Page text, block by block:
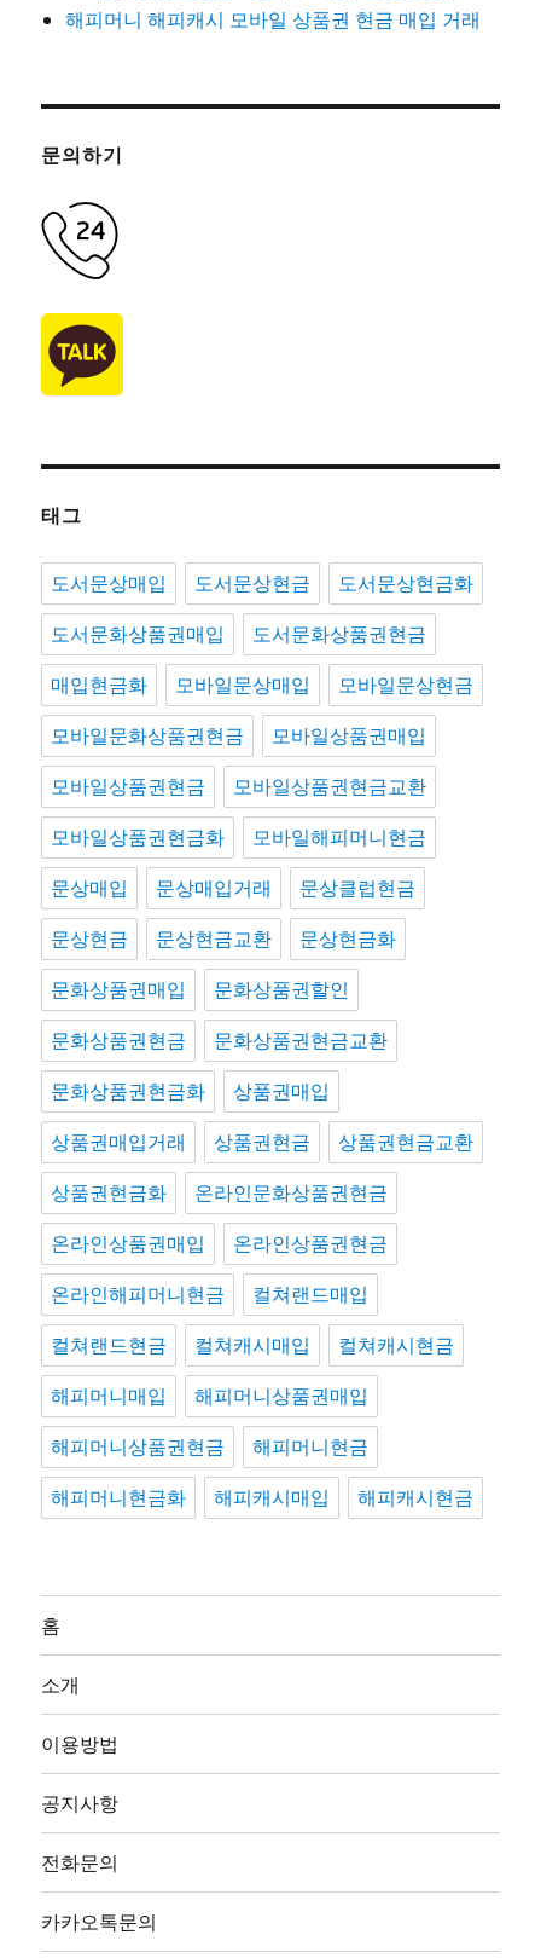
해피머니 해피캐시 모바일 상품권 현금 매입 거래
문의하기
태그
도서문상매입 도서문상현금 도서문상현금화
도서문화상품권매입 도서문화상품권현금
매입현금화 모바일문상매입 모바일문상현금
모바일문화상품권현금 모바일상품권매입
모바일상품권현금 모바일상품권현금교환
모바일상품권현금화 모바일해피머니현금
문상매입 문상매입거래 문상클럽현금
문상현금 문상현금교환 문상현금화
문화상품권매입 문화상품권할인
문화상품권현금 문화상품권현금교환
문화상품권현금화 상품권매입
상품권매입거래 상품권현금 상품권현금교환
상품권현금화 온라인문화상품권현금
온라인상품권매입 온라인상품권현금
온라인해피머니현금 컬쳐랜드매입
컬쳐랜드현금 컬쳐캐시매입 컬쳐캐시현금
해피머니매입 해피머니상품권매입
해피머니상품권현금 해피머니현금
해피머니현금화 해피캐시매입 해피캐시현금
홈
소개
이용방법
공지사항
전화문의
카카오톡문의